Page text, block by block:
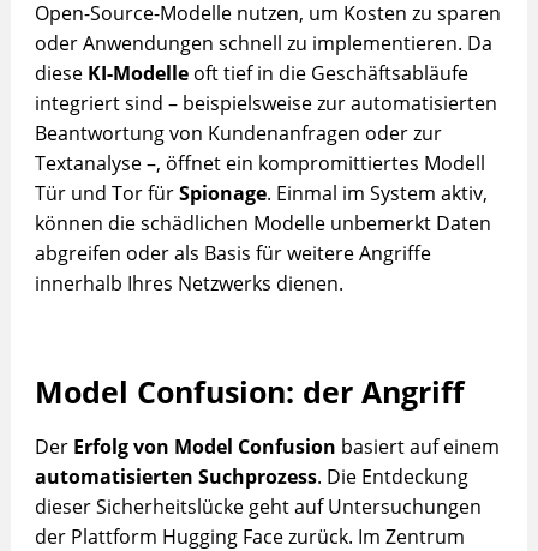
Open-Source-Modelle nutzen, um Kosten zu sparen
oder Anwendungen schnell zu implementieren. Da
diese KI-Modelleoft tief in die Geschäftsabläufe
integriert sind – beispielsweise zur automatisierten
Beantwortung von Kundenanfragen oder zur
Textanalyse –, öffnet ein kompromittiertes Modell
Tür und Tor fürSpionage. Einmal im System aktiv,
können die schädlichen Modelle unbemerkt Daten
abgreifen oder als Basis für weitere Angriffe
innerhalb Ihres Netzwerks dienen.
Model Confusion: der Angriff
Der Erfolg von Model Confusion basiert auf einem
automatisierten Suchprozess. Die Entdeckung
dieser Sicherheitslücke geht auf Untersuchungen
der Plattform Hugging Face zurück. Im Zentrum